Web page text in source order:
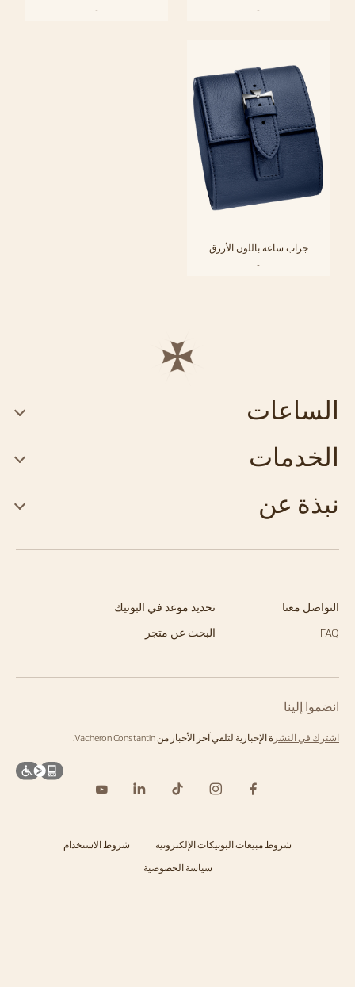
-
-
جراب ساعة باللون الأزرق
-
التواصل معنا
تحديد موعد في البوتيك
FAQ
البحث عن متجر
انضموا إلينا
اشترك في النشر ة الإخبارية لتلقي آخر الأخبار من Vacheron Constantin.
الساعات
الخدمات
نبذة عن
شروط مبيعات البوتيكات الإلكترونية
شروط الاستخدام
سياسة الخصوصية